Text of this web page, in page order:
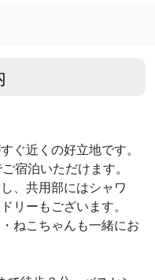
ぐ近くの好立地です。
宿泊いただけます。
、共用部にはシャワ
リーもございます。
ねこちゃんも一緒にお